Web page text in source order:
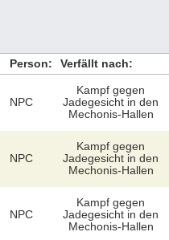
Person: Verfällt nach:
NPC
Kampf gegen
Jadegesicht in den
Mechonis-Hallen
NPC
Kampf gegen
Jadegesicht in den
Mechonis-Hallen
NPC
Kampf gegen
Jadegesicht in den
Mechonis-Hallen